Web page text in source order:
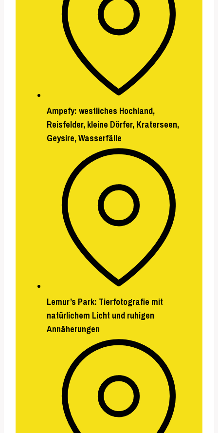
Ampefy: westliches Hochland,
Reisfelder, kleine Dörfer, Kraterseen,
Geysire, Wasserfälle
Lemur’s Park: Tierfotografie mit
natürlichem Licht und ruhigen
Annäherungen